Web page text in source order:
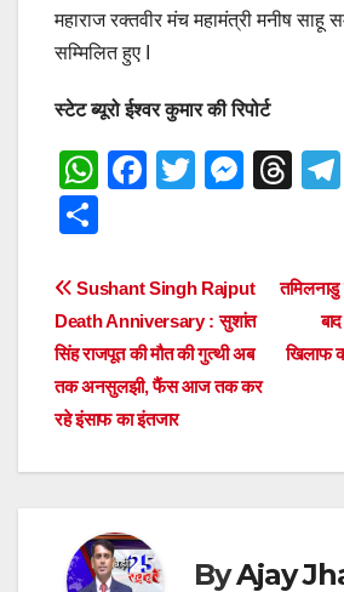
महाराज रक्तवीर मंच महामंत्री मनीष साहू
सम्मिलित हुए I
स्टेट ब्यूरो ईश्वर कुमार की रिपोर्ट
W
s
A
p
p
F
e
b
o
o
T
er
M
e
n
g
er
T
a
s
ar
e
Post
navigation
तमिलनाडु
खिलाफ
Sushant Singh Rajput
Death Anniversary : सुशांत
सिंह राजपूत की मौत की गुत्थी अब
तक अनसुलझी, फैंस आज तक कर
रहे इंसाफ का इंतजार
ByAjay